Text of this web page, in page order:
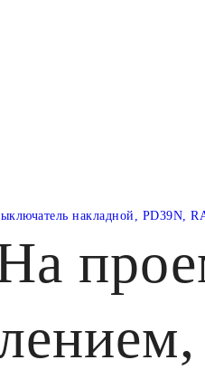
накладной, PD39N,